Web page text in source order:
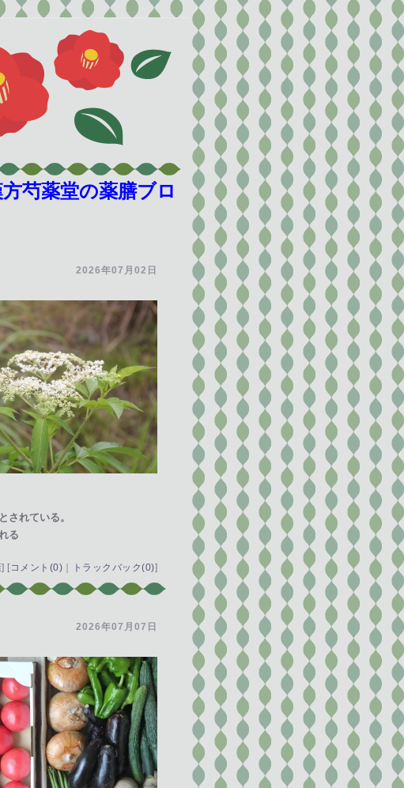
方芍薬堂の薬膳ブロ
2026年07月02日
されている。
る
] [ コメント(0) トラックバック(0)]
2026年07月07日